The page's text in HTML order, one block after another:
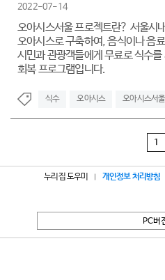
2022-07-14
오아시스서울 프로젝트란? 서울시
오아시스로 구축하여, 음식이나 음
시민과 관광객들에게 무료로 식수
회복 프로그램입니다.
식수 오아시스 오아시스서울
1
누리집 도우미 개인정보 처리방침
PC버